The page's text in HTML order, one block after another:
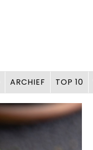
ARCHIEF TOP 10